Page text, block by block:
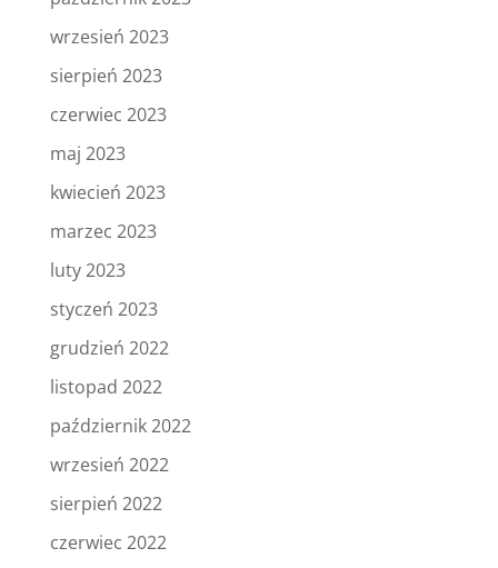
wrzesień 2023
sierpień 2023
czerwiec 2023
maj 2023
kwiecień 2023
marzec 2023
luty 2023
styczeń 2023
grudzień 2022
listopad 2022
październik 2022
wrzesień 2022
sierpień 2022
czerwiec 2022